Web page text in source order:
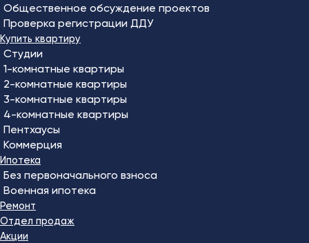
Общественное обсуждение проектов
Проверка регистрации ДДУ
Купить квартиру
Студии
1-комнатные квартиры
2-комнатные квартиры
3-комнатные квартиры
4-комнатные квартиры
Пентхаусы
Коммерция
Ипотека
Без первоначального взноса
Военная ипотека
Ремонт
Отдел продаж
Акции